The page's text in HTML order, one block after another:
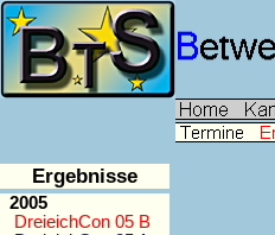
Ergebnisse
2005
DreieichCon 05 B